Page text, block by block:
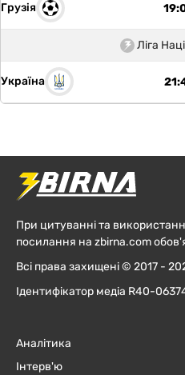
Грузія
Ліга
Україна
При цитуванні та
посилання на zbirna.com
Всі права захищені © 2017 -
Ідентифікатор медіа R40-
Аналітика
Інтерв'ю